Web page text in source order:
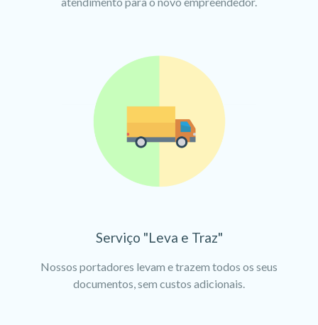
Serviço "Leva e Traz"
Nossos portadores levam e trazem todos os seus
documentos, sem custos adicionais.